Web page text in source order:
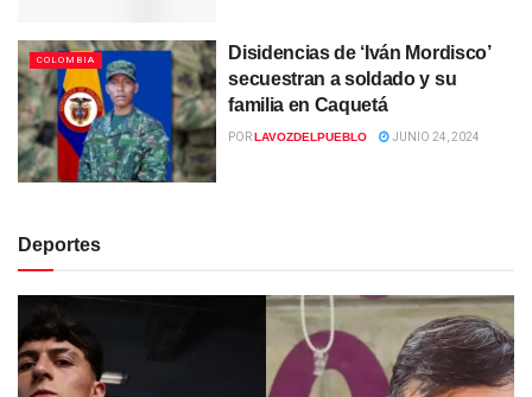
COLOMBIA
Disidencias de ‘Iván Mordisco’
secuestran a soldado y su
familia en Caquetá
PORLAVOZDELPUEBLO JUNIO 24, 2024
Deportes